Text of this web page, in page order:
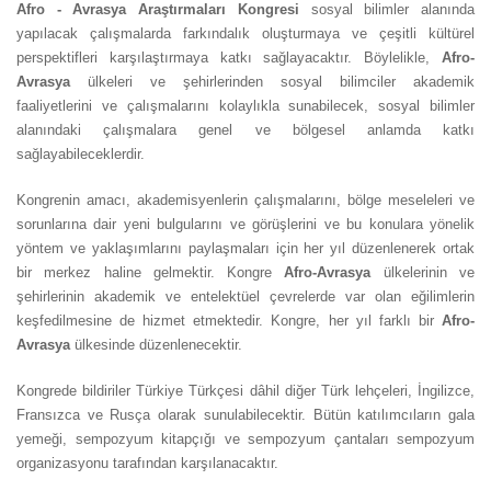
Afro - Avrasya Araştırmaları Kongresi sosyal bilimler alanında
yapılacak çalışmalarda farkındalık oluşturmaya ve çeşitli kültürel
perspektifleri karşılaştırmaya katkı sağlayacaktır. Böylelikle, Afro-
Avrasyaülkeleri ve şehirlerinden sosyal bilimciler akademik
faaliyetlerini ve çalışmalarını kolaylıkla sunabilecek, sosyal bilimler
alanındaki çalışmalara genel ve bölgesel anlamda katkı
sağlayabileceklerdir.
Kongrenin amacı, akademisyenlerin çalışmalarını, bölge meseleleri ve
sorunlarına dair yeni bulgularını ve görüşlerini ve bu konulara yönelik
yöntem ve yaklaşımlarını paylaşmaları için her yıl düzenlenerek ortak
bir merkez haline gelmektir. KongreAfro-Avrasyaülkelerinin ve
şehirlerinin akademik ve entelektüel çevrelerde var olan eğilimlerin
keşfedilmesine de hizmet etmektedir. Kongre, her yıl farklı bir Afro-
Avrasyaülkesinde düzenlenecektir.
Kongrede bildiriler Türkiye Türkçesi dâhil diğer Türk lehçeleri, İngilizce,
Fransızca ve Rusça olarak sunulabilecektir. Bütün katılımcıların gala
yemeği, sempozyum kitapçığı ve sempozyum çantaları sempozyum
organizasyonu tarafından karşılanacaktır.